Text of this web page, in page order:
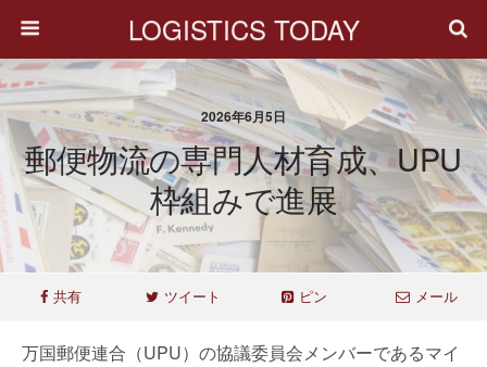
LOGISTICS TODAY
2026年6月5日
郵便物流の専門人材育成、UPU
枠組みで進展
共有 ツイート ピン メール
万国郵便連合（UPU）の協議委員会メンバーであるマイ